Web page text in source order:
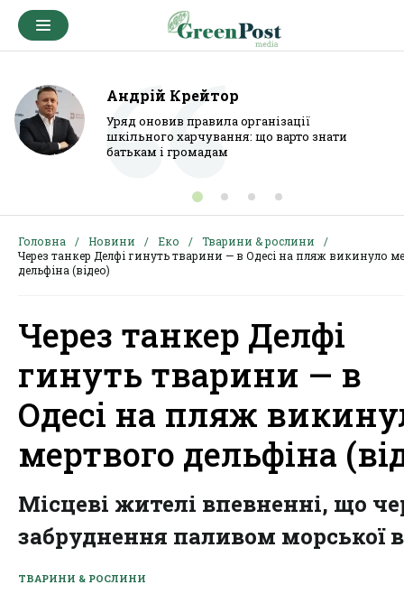
Андрій Крейтор
Уряд оновив правила організації
шкільного харчування: що варто знати
батькам і громадам
Головна Новини Еко
Тварини & рослини
Через танкер Делфі гинуть тварини — в Одесі на пляж викинуло
дельфіна (відео)
Через танкер Делфі
гинуть тварини — в
Одесі на пляж
мертвого дельфіна
Місцеві жителі впевненні, що
забруднення паливом морської
ТВАРИНИ & РОСЛИНИ